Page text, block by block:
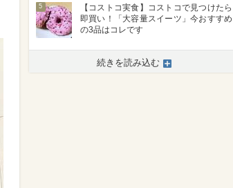
5
【コストコ実食】コストコで見つけたら
即買い！「大容量スイーツ」今おすすめ
の3品はコレです
続きを読み込む